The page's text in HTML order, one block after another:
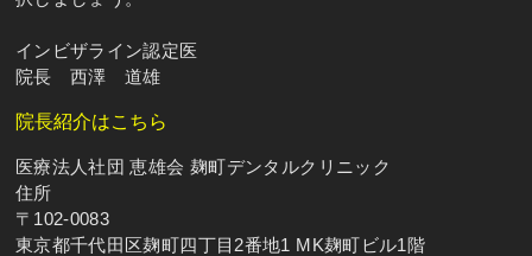
インビザライン認定医
院長 西澤 道雄
院長紹介はこちら
医療法人社団 恵雄会 麹町デンタルクリニック
住所
〒102-0083
東京都千代田区麹町四丁目2番地1 MK麹町ビル1階